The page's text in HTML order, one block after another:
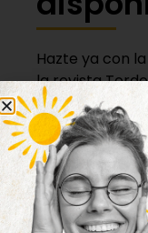
Hazte ya con
la revista
imagen para